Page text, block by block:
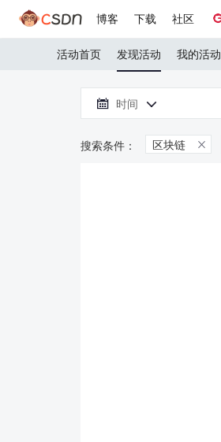
博客 下载 社区
活动首页 发现活动 我的活动
 时间 
区块链 